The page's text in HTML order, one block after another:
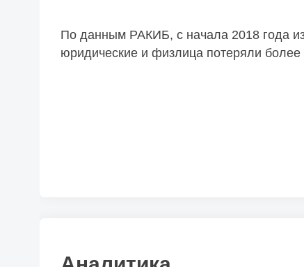
По данным РАКИБ, с начала 2018 года
юридические и физлица потеряли